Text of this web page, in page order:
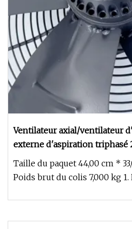
Ventilateur axial/ventilateur
externe d'aspiration triphasé
Taille du paquet 44,00 cm *
Poids brut du colis 7,000 kg